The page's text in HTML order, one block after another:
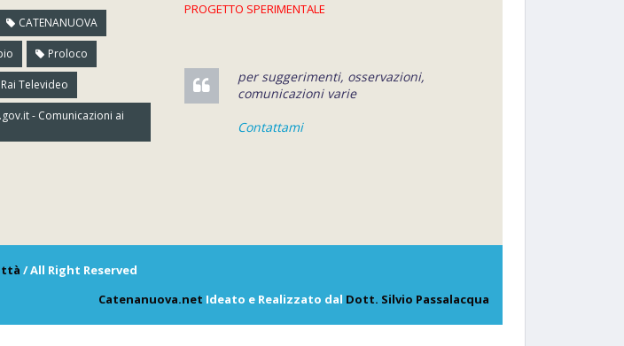
CATENANUOVA
Proloco
Rai Televideo
- Comunicazioni ai
PROGETTO SPERIMENTALE
per suggerimenti, osservazioni,
comunicazioni varie
Contattami
/ All Right Reserved
Catenanuova.net Ideato e Realizzato dal Dott. Silvio Passalacqua